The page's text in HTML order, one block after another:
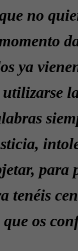
no
ya
para
tenéis
que os